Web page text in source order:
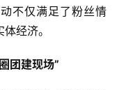
不仅满足了粉丝情
经济。
团建现场”